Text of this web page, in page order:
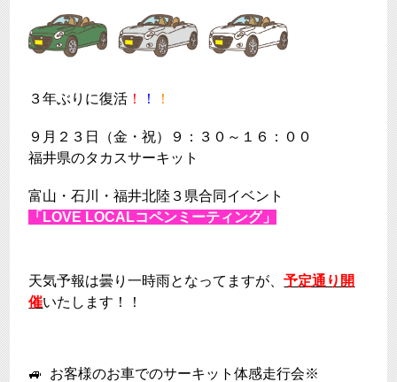
３年ぶりに復活 ！ ！ ！
９月２３日（金・祝）９：３０～１６：００
福井県のタカスサーキット
富山・石川・福井北陸３県合同イベント
「 LOVE LOCALコペンミーティング 」
天気予報は曇り一時雨となってますが、予定通り開
催いたします！！
🚙 お客様のお車でのサーキット体感走行会※